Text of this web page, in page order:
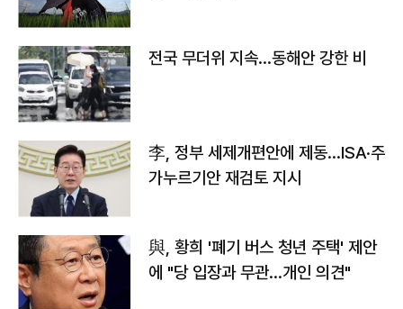
전국 무더위 지속…동해안 강한 비
李, 정부 세제개편안에 제동…ISA·주
가누르기안 재검토 지시
與, 황희 '폐기 버스 청년 주택' 제안
에 "당 입장과 무관…개인 의견"